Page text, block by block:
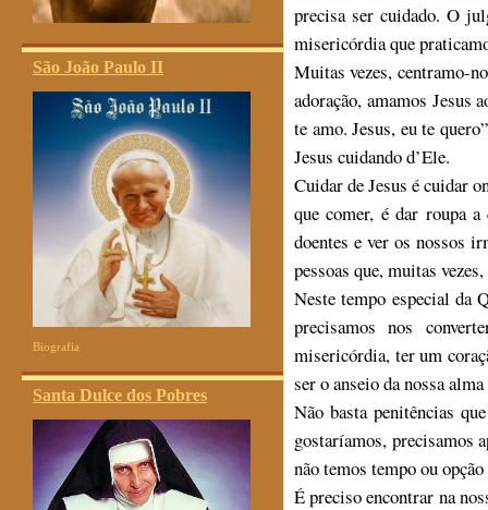
São João Paulo II
Biografia
Santa Dulce dos Pobres
precisa ser cuidado. O
misericórdia que
Muitas vezes, centramo-
adoração, amamos Jesus
te amo. Jesus, eu te
Jesus cuidando d’Ele.
Cuidar de Jesus é cuidar
que comer, é dar roupa
doentes e ver os nossos
pessoas que, muitas
Neste tempo especial da
precisamos nos
misericórdia, ter um
ser o anseio da nossa
Não basta penitências
gostaríamos, precisamos
não temos tempo ou
É preciso encontrar na